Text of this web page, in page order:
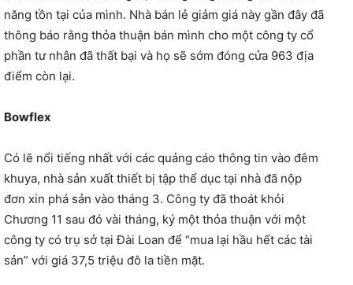
năng tồn tại của mình. Nhà bán lẻ giảm giá này gần đây đã
thông báo rằng thỏa thuận bán mình cho một công ty cổ
phần tư nhân đã thất bại và họ sẽ sớm đóng cửa 963 địa
điểm còn lại.
Bowflex
Có lẽ nổi tiếng nhất với các quảng cáo thông tin vào đêm
khuya, nhà sản xuất thiết bị tập thể dục tại nhà đã nộp
đơn xin phá sản vào tháng 3. Công ty đã thoát khỏi
Chương 11 sau đó vài tháng, ký một thỏa thuận với một
công ty có trụ sở tại Đài Loan để “mua lại hầu hết các tài
sản” với giá 37,5 triệu đô la tiền mặt.